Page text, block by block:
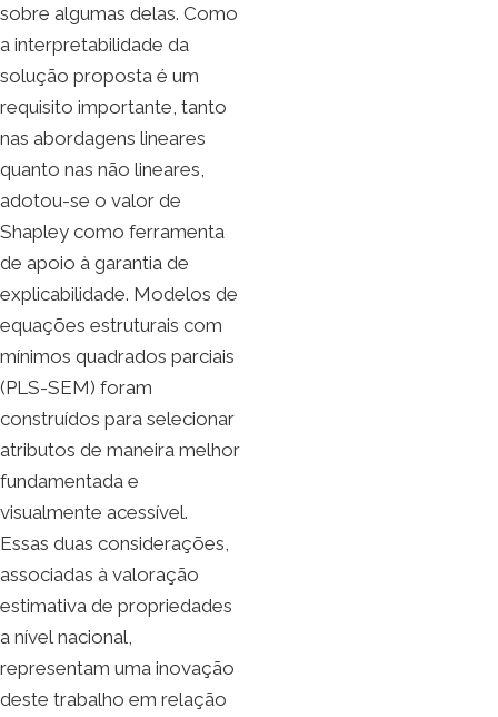
sobre algumas delas. Como
a interpretabilidade da
solução proposta é um
requisito importante, tanto
nas abordagens lineares
quanto nas não lineares,
adotou-se o valor de
Shapley como ferramenta
de apoio à garantia de
explicabilidade. Modelos de
equações estruturais com
mínimos quadrados parciais
(PLS-SEM) foram
construídos para selecionar
atributos de maneira melhor
fundamentada e
visualmente acessível.
Essas duas considerações,
associadas à valoração
estimativa de propriedades
a nível nacional,
representam uma inovação
deste trabalho em relação